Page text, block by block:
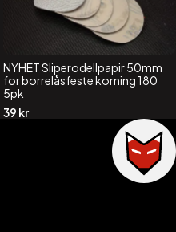
NYHET Sliperodellpapir 50mm
for borrelåsfeste korning 180
5pk
39 kr